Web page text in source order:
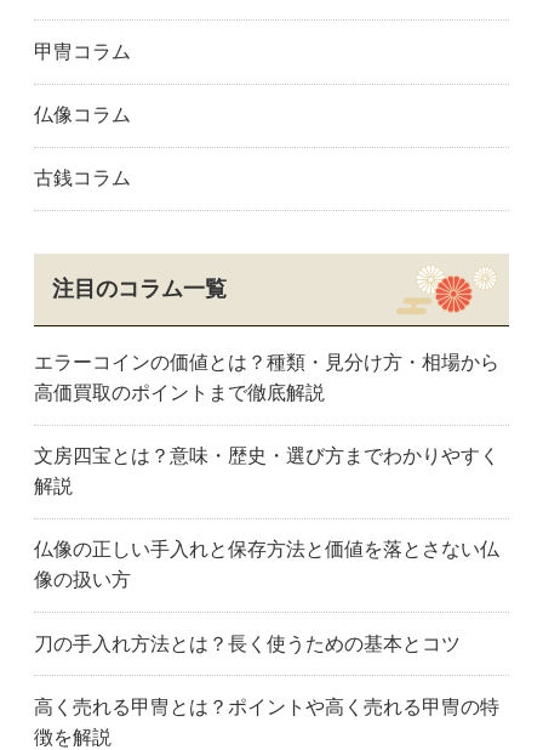
甲冑コラム
仏像コラム
古銭コラム
注目のコラム一覧
エラーコインの価値とは？種類・見分け方・相場から
高価買取のポイントまで徹底解説
文房四宝とは？意味・歴史・選び方までわかりやすく
解説
仏像の正しい手入れと保存方法と価値を落とさない仏
像の扱い方
刀の手入れ方法とは？長く使うための基本とコツ
高く売れる甲冑とは？ポイントや高く売れる甲冑の特
徴を解説